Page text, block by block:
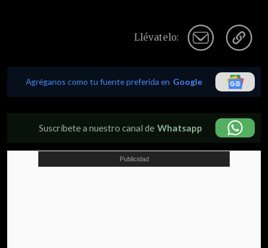
Llévatelo:
Agréganos como tu fuente preferida en Google
Suscríbete a nuestro canal de Whatsapp